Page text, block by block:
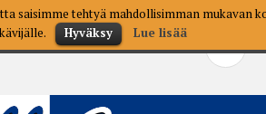
saisimme tehtyä mahdollisimman mukavan
kävijälle.
Hyväksy Lue lisää